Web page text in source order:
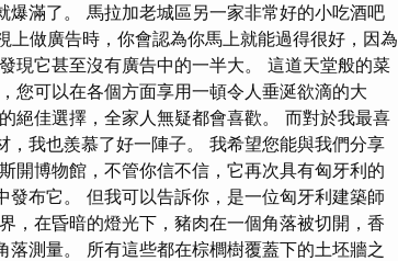
滿了。 馬拉加老城區另一家非常好的小吃酒吧
做廣告時，你會認為你馬上就能過得很好，因為
現它甚至沒有廣告中的一半大。 這道天堂般的菜
您可以在各個方面享用一頓令人垂涎欲滴的大
絕佳選擇，全家人無疑都會喜歡。 而對於我最喜
我也羨慕了好一陣子。 我希望您能與我們分享
開博物館，不管你信不信，它再次具有匈牙利的
布它。 但我可以告訴你，是一位匈牙利建築師
，在昏暗的燈光下，豬肉在一個角落被切開，香
測量。 所有這些都在棕櫚樹覆蓋下的土坯牆之